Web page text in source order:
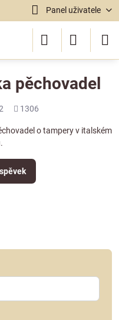
Panel uživatele
pěchovadel
Počet
1306
o tampery v italském